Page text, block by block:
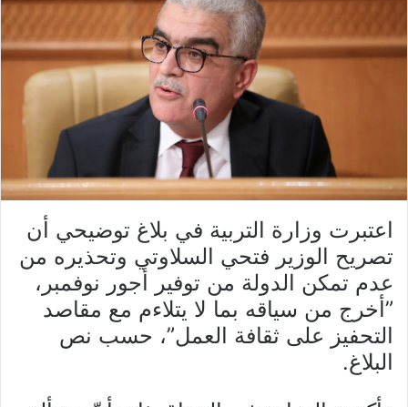
اعتبرت وزارة التربية في بلاغ توضيحي أن
تصريح الوزير فتحي السلاوتي وتحذيره من
عدم تمكن الدولة من توفير أجور نوفمبر،
”أخرج من سياقه بما لا يتلاءم مع مقاصد
التحفيز على ثقافة العمل”، حسب نص
البلاغ.